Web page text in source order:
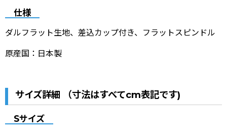
仕様
ダルフラット生地、差込カップ付き、フラットスピンドル
原産国：日本製
サイズ詳細 （寸法はすべてcm表記です)
Sサイズ